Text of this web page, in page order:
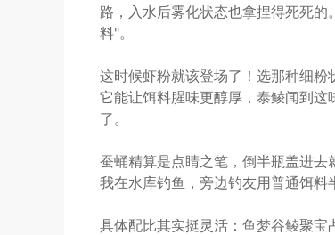
路，入水后雾化状态也拿捏得死死
料"。
这时候虾粉就该登场了！选那种细粉
它能让饵料腥味更醇厚，泰鲮闻到
了。
蚕蛹精算是点睛之笔，倒半瓶盖进
我在水库钓鱼，旁边钓友用普通饵料
具体配比其实挺灵活：鱼梦谷鲮聚